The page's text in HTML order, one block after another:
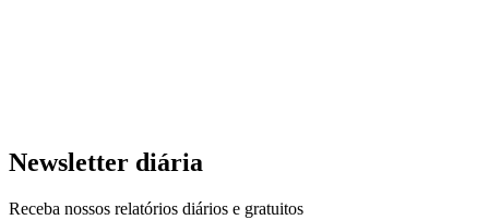
Newsletter diária
Receba nossos relatórios diários e gratuitos